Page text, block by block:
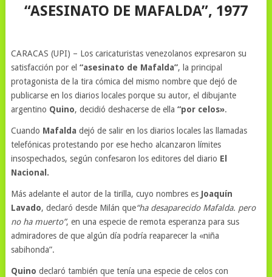
“ASESINATO DE MAFALDA”, 1977
CARACAS (UPI) – Los caricaturistas venezolanos expresaron su
satisfacción por el “asesinato de Mafalda”, la principal
protagonista de la tira cómica del mismo nombre que dejó de
publicarse en los diarios locales porque su autor, el dibujante
argentino Quino, decidió deshacerse de ella “por celos».
Cuando Mafalda dejó de salir en los diarios locales las llamadas
telefónicas protestando por ese hecho alcanzaron límites
insospechados, según confesaron los editores del diario El
Nacional.
Más adelante el autor de la tirilla, cuyo nombres es Joaquín
Lavado, declaró desde Milán que“ha desaparecido Mafalda. pero
no ha muerto”, en una especie de remota esperanza para sus
admiradores de que algún día podría reaparecer la «niña
sabihonda”.
Quino declaró también que tenía una especie de celos con